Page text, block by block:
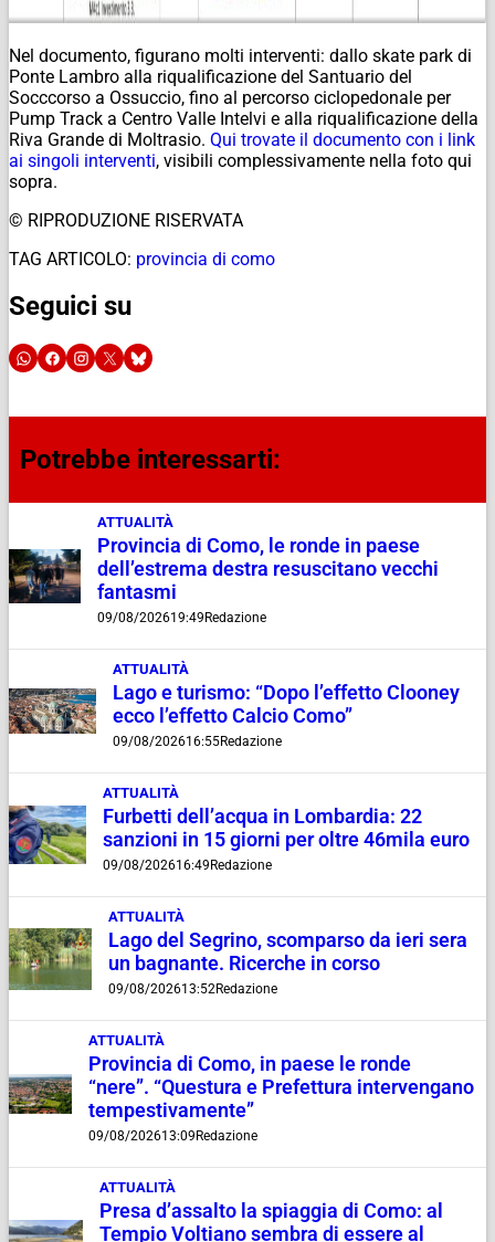
Nel documento, figurano molti interventi: dallo skate park di
Ponte Lambro alla riqualificazione del Santuario del
Socccorso a Ossuccio, fino al percorso ciclopedonale per
Pump Track a Centro Valle Intelvi e alla riqualificazione della
Riva Grande di Moltrasio. Qui trovate il documento con i link
ai singoli interventi, visibili complessivamente nella foto qui
sopra.
© RIPRODUZIONE RISERVATA
TAG ARTICOLO: provincia di como
Seguici su
Potrebbe interessarti:
ATTUALITÀ
Provincia di Como, le ronde in paese
dell’estrema destra resuscitano vecchi
fantasmi
09/08/202619:49 Redazione
ATTUALITÀ
Lago e turismo: “Dopo l’effetto Clooney
ecco l’effetto Calcio Como”
09/08/202616:55Redazione
ATTUALITÀ
Furbetti dell’acqua in Lombardia: 22
sanzioni in 15 giorni per oltre 46mila euro
09/08/202616:49 Redazione
ATTUALITÀ
Lago del Segrino, scomparso da ieri sera
un bagnante. Ricerche in corso
09/08/202613:52Redazione
ATTUALITÀ
Provincia di Como, in paese le ronde
“nere”. “Questura e Prefettura intervengano
tempestivamente”
09/08/202613:09 Redazione
ATTUALITÀ
Presa d’assalto la spiaggia di Como: al
Tempio Voltiano sembra di essere al